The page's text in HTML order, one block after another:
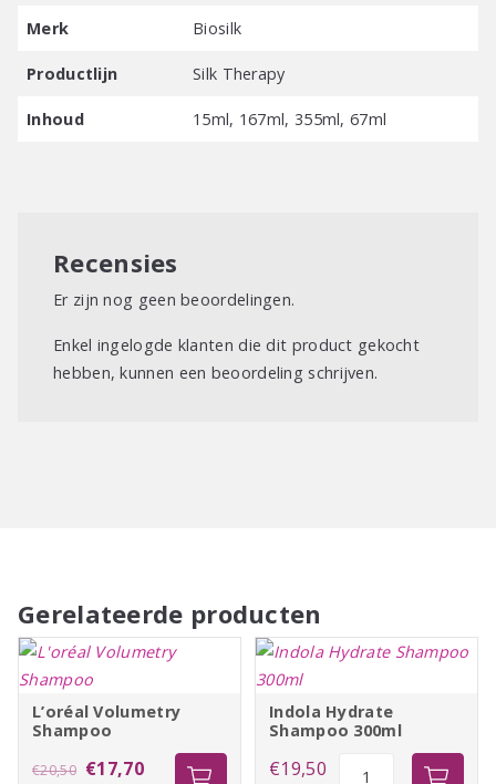
Merk Biosilk
Productlijn Silk Therapy
Inhoud 15ml, 167ml, 355ml, 67ml
Recensies
Er zijn nog geen beoordelingen.
Enkel ingelogde klanten die dit product gekocht
hebben, kunnen een beoordeling schrijven.
Gerelateerde producten
L’oréal Volumetry
Shampoo
€20,50 Oorspronkelijke
€17,70Huidige
Indola Hydrate
Shampoo 300ml
€19,50